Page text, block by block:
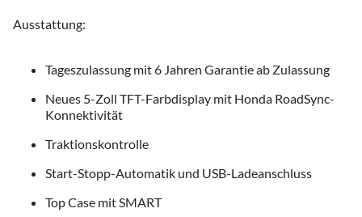
Ausstattung:
Tageszulassung mit 6 Jahren Garantie ab Zulassung
Neues 5-Zoll TFT-Farbdisplay mit Honda RoadSync-
Konnektivität
Traktionskontrolle
Start-Stopp-Automatik und USB-Ladeanschluss
Top Case mit SMART